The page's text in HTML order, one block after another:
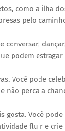
como a ilha
pelo
conversar,
podem estragar
Você pode
não perca a
gosta. Você
fluir e